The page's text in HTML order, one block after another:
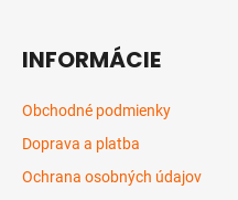
INFORMÁCIE
Obchodné podmienky
Doprava a platba
Ochrana osobných údajov